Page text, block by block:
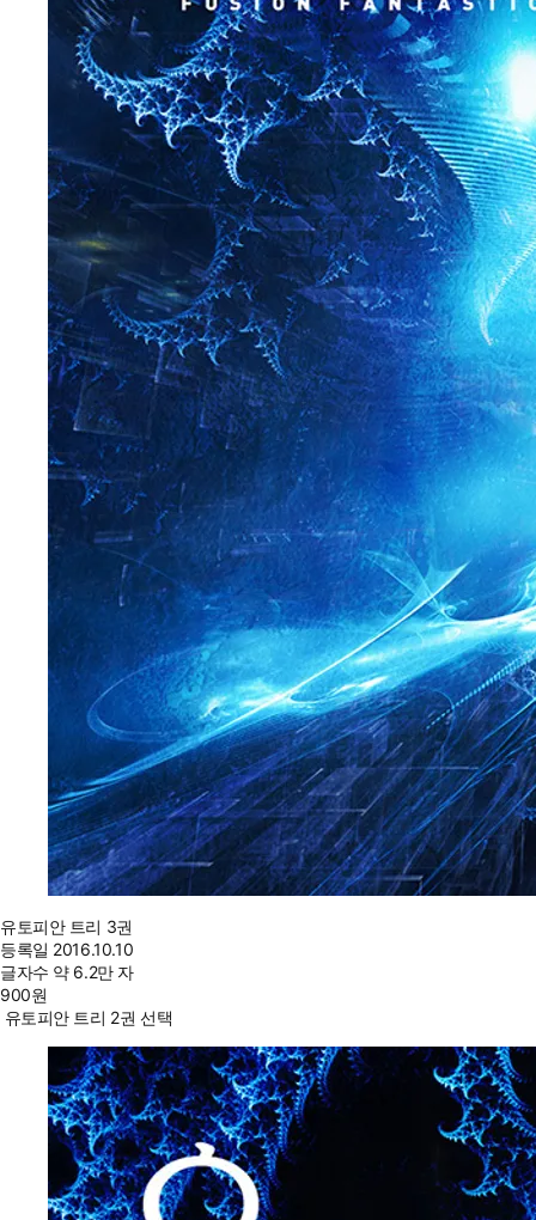
유토피안 트리 3권
등록일 2016.10.10
글자수 약 6.2만 자
900원
유토피안 트리 2권 선택